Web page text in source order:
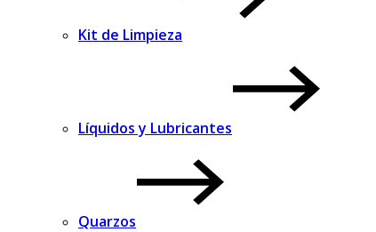
Kit de Limpieza
Líquidos y Lubricantes
Quarzos